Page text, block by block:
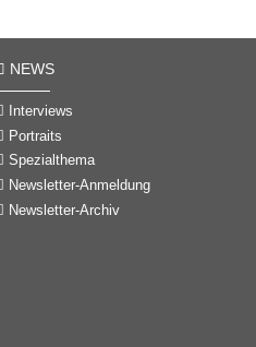
NEWS
Interviews
Portraits
Spezialthema
Newsletter-Anmeldung
Newsletter-Archiv